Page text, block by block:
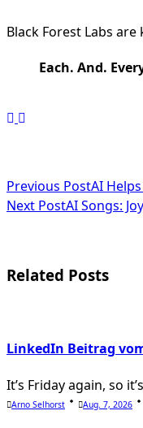
Black Forest Labs are
Each. And.
<span
class="nav-
screen-
text">Page</
Previous PostAI
Next PostAI Songs:
Related Posts
LinkedIn Beitrag
It’s Friday again, so
Arno Selhorst Aug. 7, 2026